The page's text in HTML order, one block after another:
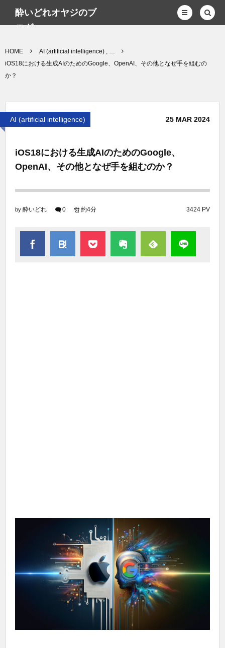
酔いどれオヤジのブ
ログwp
HOME
AI (artificial intelligence) , …
iOS18における生成AIのためのGoogle、OpenAI、その他となぜ手を組むの
か？
AI (artificial intelligence) 25 MAR 2024
iOS18における生成AIのためのGoogle、
OpenAI、その他となぜ手を組むのか？
by 酔いどれ 0 3424 PV
約4分